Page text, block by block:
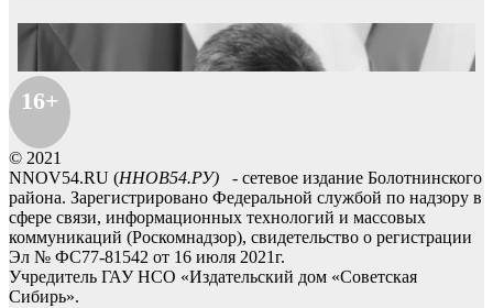
16+
© 2021
NNOV54.RU (ННОВ54.РУ) - сетевое издание Болотнинского
района. Зарегистрировано Федеральной службой по надзору в
сфере связи, информационных технологий и массовых
коммуникаций (Роскомнадзор), свидетельство о регистрации
Эл № ФС77-81542 от 16 июля 2021г.
Учредитель ГАУ НСО «Издательский дом «Советская
Сибирь».